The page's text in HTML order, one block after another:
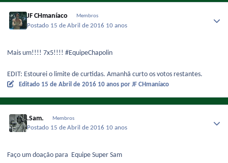
JF CHmaníaco Membros
Postado 15 de Abril de 2016 10 anos
Mais um!!!! 7x5!!!! #EquipeChapolin
EDIT: Estourei o limite de curtidas. Amanhã curto os votos restantes.
Editado 15 de Abril de 2016 10 anos por JF CHmaníaco
.Sam. Membros
Postado 15 de Abril de 2016 10 anos
Faço um doação para Equipe Super Sam